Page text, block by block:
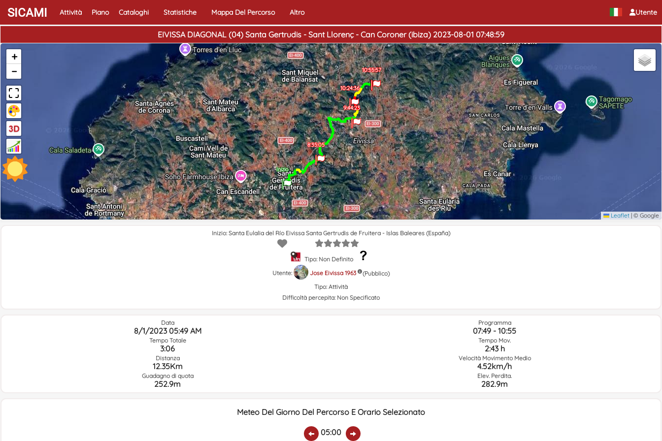
Utente
SICAMI Attività Piano Cataloghi Statistiche Mappa Del Percorso Altro
EIVISSA DIAGONAL (04) Santa Gertrudis - Sant Llorenç - Can Coroner (ibiza) 2023-08-01 07:48:59
Inizio
Fine
8:35:05
9:44:23
10:24:36
10:55:57
+
−
Leaflet | © Google
Inizio: Santa Eulalia del Río Eivissa Santa Gertrudis de Fruitera - Islas Baleares (España)
Tipo: Non Definito
Utente:
Jose Eivissa 1963
(Pubblico)
Tipo: Attività
Difficoltà percepita: Non Specificato
Data
8/1/2023 05:49 AM
Tempo Totale
3:06
Distanza
12.35Km
Guadagno di quota
252.9m
Programma
07:49 - 10:55
Tempo Mov.
2:43 h
Velocità Movimento Medio
4.52km/h
Elev. Perdita.
282.9m
Meteo Del Giorno Del Percorso E Orario Selezionato
05:00